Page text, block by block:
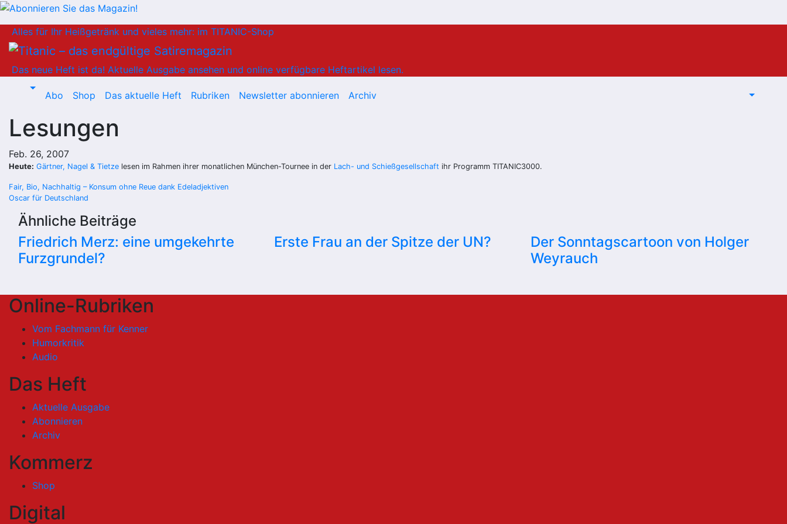
Inhalt
springen
Alles für Ihr Heißgetränk und vieles mehr: im TITANIC-Shop
Das neue Heft ist da! Aktuelle Ausgabe ansehen und online verfügbare Heftartikel lesen.
Abo Shop Das aktuelle Heft Rubriken Newsletter abonnieren Archiv
Lesungen
Feb. 26, 2007
Heute: Gärtner, Nagel & Tietze lesen im Rahmen ihrer monatlichen München-Tournee in der Lach- und Schießgesellschaft ihr Programm TITANIC3000.
Beitragsnavigation
Fair, Bio, Nachhaltig – Konsum ohne Reue dank Edeladjektiven
Oscar für Deutschland
Ähnliche Beiträge
Friedrich Merz: eine umgekehrte
Furzgrundel?
Erste Frau an der Spitze der UN?
Der Sonntagscartoon von Holger
Weyrauch
Online-Rubriken
Vom Fachmann für Kenner
Humorkritik
Audio
Das Heft
Aktuelle Ausgabe
Abonnieren
Archiv
Kommerz
Shop
Digital